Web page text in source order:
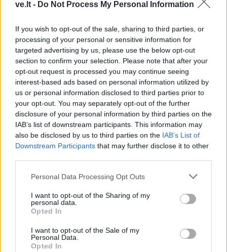
ve.lt - Do Not Process My Personal Information
If you wish to opt-out of the sale, sharing to third parties, or
processing of your personal or sensitive information for
targeted advertising by us, please use the below opt-out
section to confirm your selection. Please note that after your
opt-out request is processed you may continue seeing
interest-based ads based on personal information utilized by
us or personal information disclosed to third parties prior to
your opt-out. You may separately opt-out of the further
disclosure of your personal information by third parties on the
IAB’s list of downstream participants. This information may
also be disclosed by us to third parties on the IAB’s List of
Downstream Participants that may further disclose it to other
Personal Data Processing Opt Outs
I want to opt-out of the Sharing of my
personal data.
Opted In
I want to opt-out of the Sale of my
Personal Data.
Opted In
Sutinku sutaisyklėmis
This site is protected by
reCAPTCHA and the Google
Privacy PolicyandTerms of
Service
apply.